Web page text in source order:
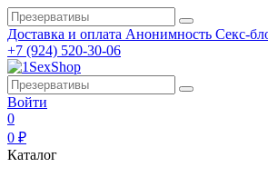
Доставка и оплата Анонимность Секс-
+7 (924) 520-30-06
Войти
0
0 ₽
Каталог